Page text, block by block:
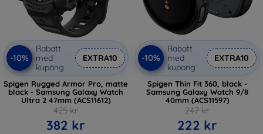
-10%
Rabatt
med
kupong
EXTRA10
Spigen Rugged Armor Pro, matte
black - Samsung Galaxy Watch
Ultra 2 47mm (ACS11612)
425 kr
382 kr
-10%
Rabatt
med
kupong
EXTRA10
Spigen Thin Fit 360, black -
Samsung Galaxy Watch 9/8
40mm (ACS11597)
247 kr
222 kr